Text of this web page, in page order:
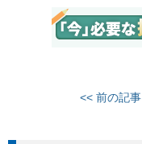
<< 前の記事